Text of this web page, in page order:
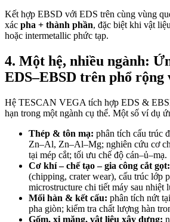
Kết hợp EBSD với EDS trên cùng vùng
xác pha + thành phần, đặc biệt khi vật
hoặc intermetallic phức tạp.
4. Một hệ, nhiều ngành:
EDS–EBSD trên phổ rộng
Hệ TESCAN VEGA tích hợp EDS &
hạn trong một ngành cụ thể. Một số ví dụ
Thép & tôn mạ: phân tích cấu trúc
Zn–Al, Zn–Al–Mg; nghiên cứu cơ
tại mép cắt; tối ưu chế độ cán–ủ–mạ.
Cơ khí – chế tạo – gia công cắt gọt:
(chipping, crater wear), cấu trúc lớp
microstructure chi tiết máy sau nhiệt
Mối hàn & kết cấu: phân tích nứt
pha giòn; kiểm tra chất lượng hàn
Gốm, xi măng, vật liệu xây dựng: